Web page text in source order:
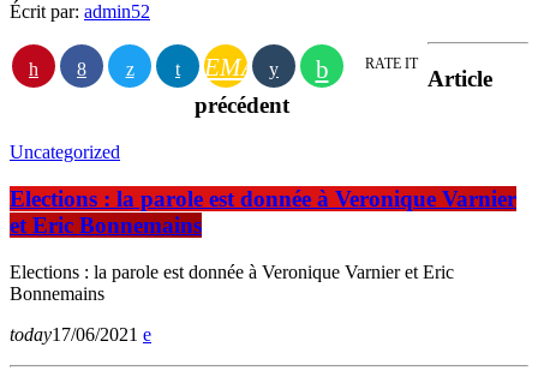
Écrit par: admin52
EMAIL RATE IT
Article
précédent
Uncategorized
Elections : la parole est donnée à Veronique Varnier
et Eric Bonnemains
Elections : la parole est donnée à Veronique Varnier et Eric
Bonnemains
today17/06/2021